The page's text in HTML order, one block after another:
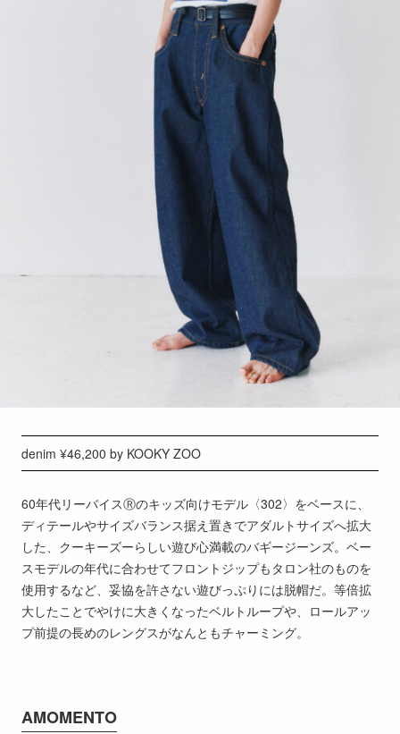
denim ¥46,200 by KOOKY ZOO
60年代リーバイスⓇのキッズ向けモデル〈302〉をベースに、
ディテールやサイズバランス据え置きでアダルトサイズへ拡大
した、クーキーズーらしい遊び心満載のバギージーンズ。ベー
スモデルの年代に合わせてフロントジップもタロン社のものを
使用するなど、妥協を許さない遊びっぷりには脱帽だ。等倍拡
大したことでやけに大きくなったベルトループや、ロールアッ
プ前提の長めのレングスがなんともチャーミング。
AMOMENTO